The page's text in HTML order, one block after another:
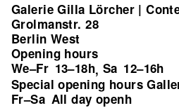
Galerie Gilla Lörcher |
Grolmanstr. 28
Berlin West
Opening hours
We–Fr 13–18h, Sa 12–16h
Special opening hours
Fr–Sa All day openh